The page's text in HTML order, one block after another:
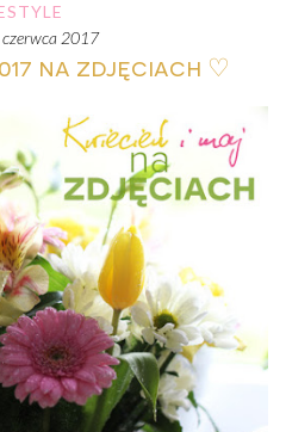
czerwca 2017
na zdjęciach ♡